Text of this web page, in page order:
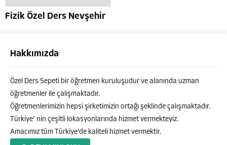
Fizik Özel Ders Nevşehir
Hakkımızda
Özel Ders Sepeti bir öğretmen kuruluşudur ve alanında uzman
öğretmenler ile çalışmaktadır.
Öğretmenlerimizin hepsi şirketimizin ortağı şeklinde çalışmaktadır.
Türkiye’ nin çeşitli lokasyonlarında hizmet vermekteyiz.
Amacımız tüm Türkiye’de kaliteli hizmet vermektir.
Özel Ders Sepeti